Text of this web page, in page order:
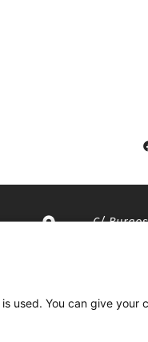
C/
used. You can give